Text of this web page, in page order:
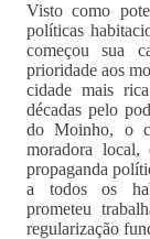
Visto como
políticas
começou sua
prioridade aos
cidade mais
décadas pelo
do Moinho, o
moradora
propaganda
a todos os
prometeu
regularização